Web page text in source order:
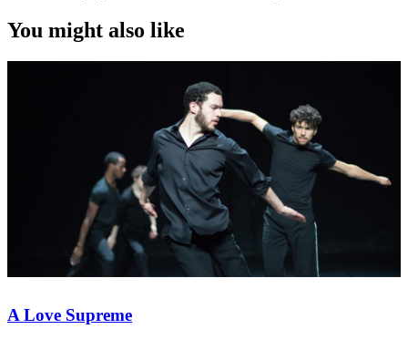
You might also like
A Love Supreme